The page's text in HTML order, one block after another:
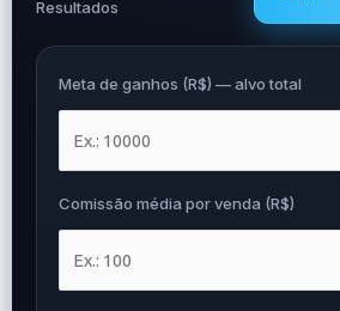
Resultados
Meta de ganhos (R$) — alvo total
Comissão média por venda (R$)